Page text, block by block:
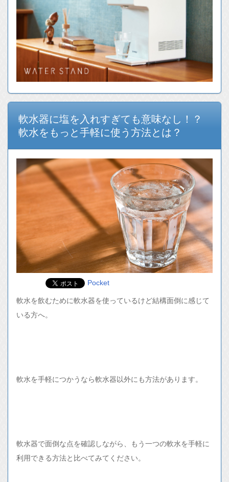
軟水器に塩を入れすぎても意味なし！？
軟水をもっと手軽に使う方法とは？
Pocket
軟水を飲むために軟水器を使っているけど結構面倒に感じて
いる方へ。
軟水を手軽につかうなら軟水器以外にも方法があります。
軟水器で面倒な点を確認しながら、もう一つの軟水を手軽に
利用できる方法と比べてみてください。